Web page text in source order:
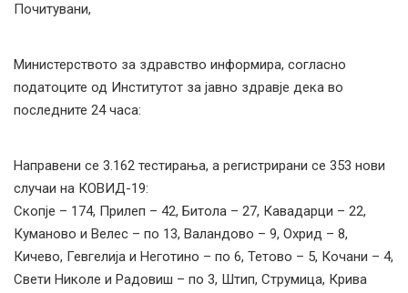
Почитувани,
Министерството за здравство информира, согласно
податоците од Институтот за јавно здравје дека во
последните 24 часа:
Направени се 3.162 тестирања, а регистрирани се 353 нови
случаи на КОВИД-19:
Скопје – 174, Прилеп – 42, Битола – 27, Кавадарци – 22,
Куманово и Велес – по 13, Валандово – 9, Охрид – 8,
Кичево, Гевгелија и Неготино – по 6, Тетово – 5, Кочани – 4,
Свети Николе и Радовиш – по 3, Штип, Струмица, Крива